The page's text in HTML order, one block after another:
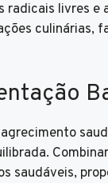
livres e
culinárias,
saudáveis,